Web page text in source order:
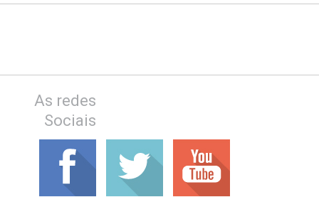
As redes
Sociais